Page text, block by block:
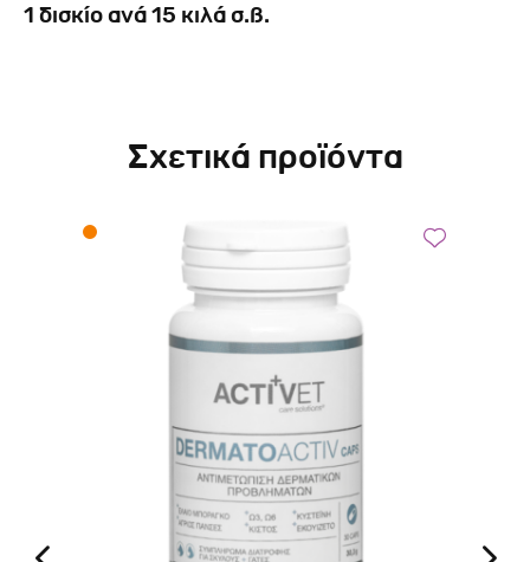
1 δισκίο ανά 15 κιλά σ.β.
Σχετικά προϊόντα